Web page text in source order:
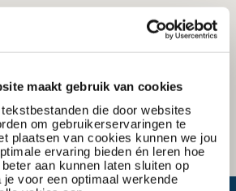
maakt gebruik van cookies
die door websites
om gebruikerservaringen te
plaatsen van cookies kunnen we jou
ervaring bieden én leren hoe
aan kunnen laten sluiten op
je voor een optimaal werkende